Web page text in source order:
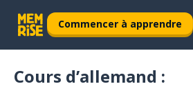
Commencer à apprendre
Cours d’allemand :